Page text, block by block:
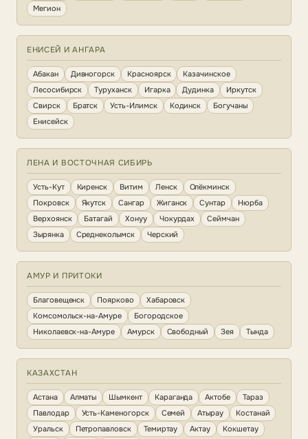
Мегион
ЕНИСЕЙ И АНГАРА
Абакан Дивногорск Красноярск
Казачинское
Лесосибирск
Туруханск Игарка Дудинка
Иркутск
Свирск
Братск Усть-Илимск Кодинск
Богучаны
Енисейск
ЛЕНА И ВОСТОЧНАЯ СИБИРЬ
Усть-Кут Киренск Витим Ленск
Олёкминск
Покровск
Якутск Сангар Жиганск Сунтар
Нюрба
Верхоянск
Батагай Хонуу Чокурдах
Сеймчан
Зырянка
Среднеколымск Черский
АМУР И ПРИТОКИ
Благовещенск Поярково
Хабаровск
Комсомольск-на-Амуре
Богородское
Николаевск-на-Амуре
Амурск Свободный Зея Тында
КАЗАХСТАН
Астана Алматы Шымкент Караганда Актобе
Тараз
Павлодар
Усть-Каменогорск Семей Атырау
Костанай
Уральск
Петропавловск Темиртау Актау
Кокшетау